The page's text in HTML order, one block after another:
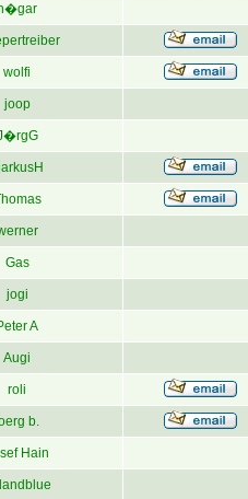
h�gar
wolfi
joop
Gas
jogi
A
Augi
roli
b.
Hain